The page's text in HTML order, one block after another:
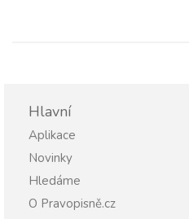
Hlavní
Aplikace
Novinky
Hledáme
O Pravopisně.cz